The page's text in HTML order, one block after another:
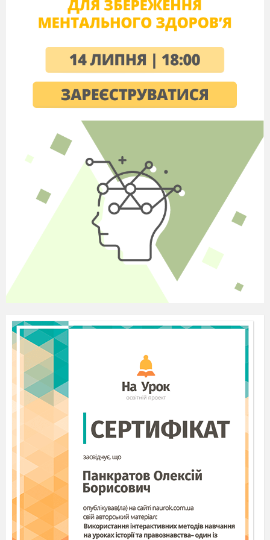
Без-
Слова
корисливий
б. Шукати, святити, шепотіти
в. Шкребти, рвати, м’яти
г.
Нести, важити, ламати
д. Хвилювати, питати, говорити.
Записати слова фонетичною
транскрипцією
Возиться, доріжці
Власне висловлювання (5 б)
Уявіть ситуацію: вам запропонували взяти
участь в обговоренні теми «
У чому цінність
людського життя ». Викладіть власне
розуміння цієї проблеми в творі-мініатюрі,
скориставшись поданим висловом: «
Людина не
вічна на цій землі. А справи, які залишає по
собі, – ото корінь життя людського
переконливий аргумент, проілюструйте
прикладом з художньої літератури
історичними фактами, сформулюйте висновки.
Зріз знань з української мови у 10 класі
Варіант 2
Власну назву треба брати в лапки в усіх
словах рядка, ОКРІМ (0,5 б)
Цукерки Карпати
Видавництво Свічадо
Урочище Нечимне
Кінофільм Земля
У формі орудного відмінка буде
відбуватися подвоєння літер в обох